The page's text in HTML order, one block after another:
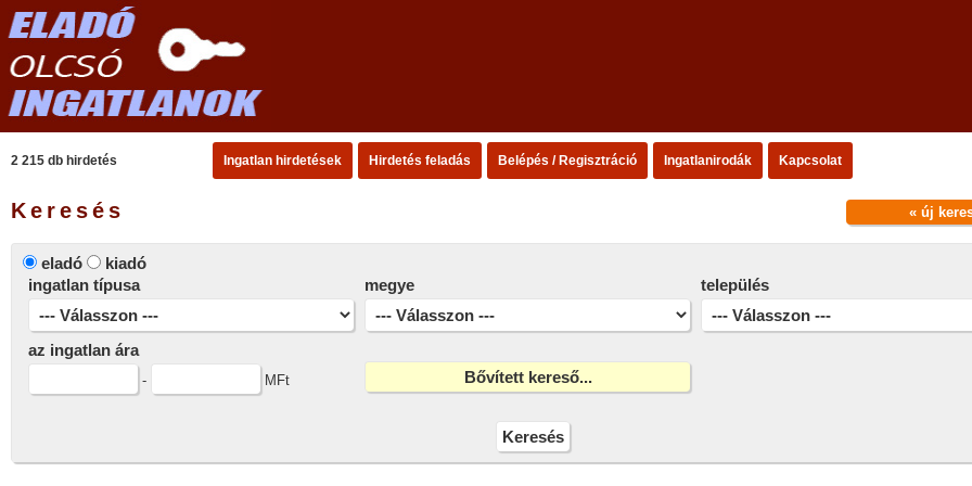
2 215 db hirdetés Ingatlan hirdetések Hirdetés feladás Belépés / Regisztráció Ingatlanirodák Kapcsolat
« új
Keresés
eladó
kiadó
ingatlan típusa
megye település
az ingatlan ára
- MFt